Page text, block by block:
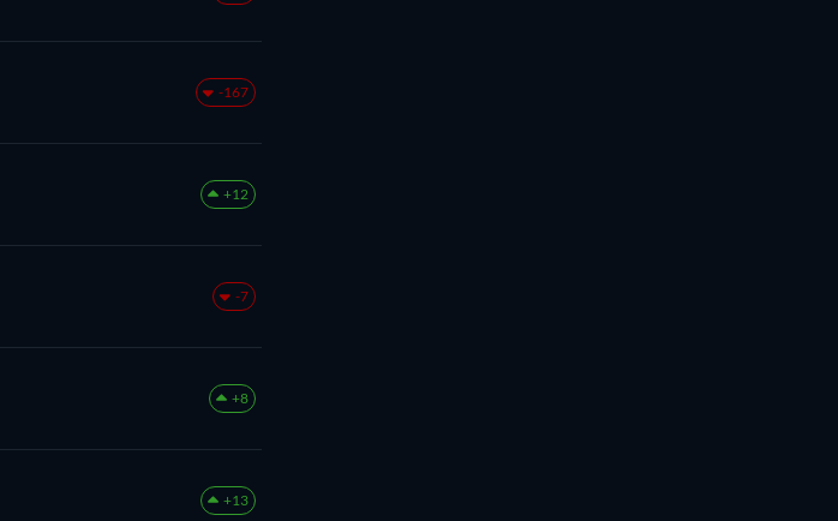
-167
+12
-7
+8
+13